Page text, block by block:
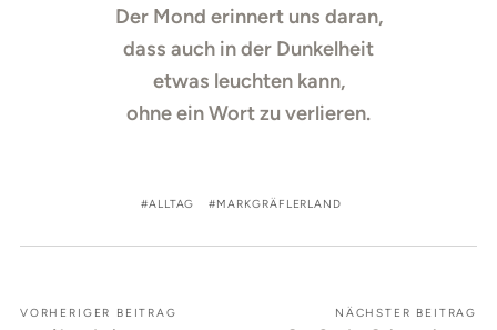
Der Mond erinnert uns daran,
dass auch in der Dunkelheit
etwas leuchten kann,
ohne ein Wort zu verlieren.
ALLTAG MARKGRÄFLERLAND
VORHERIGER BEITRAG NÄCHSTER BEITRAG